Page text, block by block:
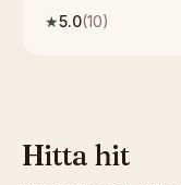
★5.0(10)
Hitta hit